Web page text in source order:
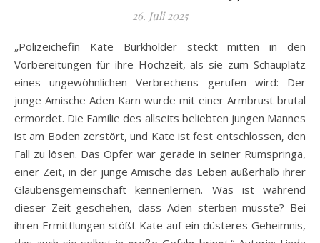
26. Juli 2025
„Polizeichefin Kate Burkholder steckt mitten in den
Vorbereitungen für ihre Hochzeit, als sie zum Schauplatz
eines ungewöhnlichen Verbrechens gerufen wird: Der
junge Amische Aden Karn wurde mit einer Armbrust brutal
ermordet. Die Familie des allseits beliebten jungen Mannes
ist am Boden zerstört, und Kate ist fest entschlossen, den
Fall zu lösen. Das Opfer war gerade in seiner Rumspringa,
einer Zeit, in der junge Amische das Leben außerhalb ihrer
Glaubensgemeinschaft kennenlernen. Was ist während
dieser Zeit geschehen, dass Aden sterben musste? Bei
ihren Ermittlungen stößt Kate auf ein düsteres Geheimnis,